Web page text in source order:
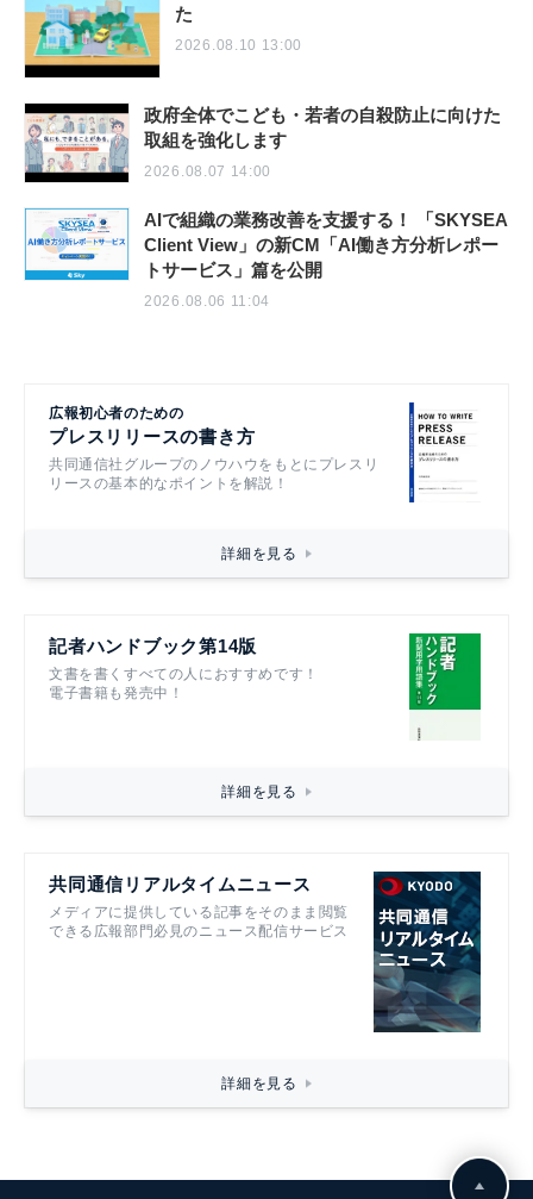
た
2026.08.10 13:00
政府全体でこども・若者の自殺防止に向けた
取組を強化します
2026.08.07 14:00
AIで組織の業務改善を支援する！ 「SKYSEA
Client View」の新CM「AI働き方分析レポー
トサービス」篇を公開
2026.08.06 11:04
広報初心者のための
プレスリリースの書き方
共同通信社グループのノウハウをもとにプレスリ
リースの基本的なポイントを解説！
詳細を見る
記者ハンドブック第14版
文書を書くすべての人におすすめです！
電子書籍も発売中！
詳細を見る
共同通信リアルタイムニュース
メディアに提供している記事をそのまま閲覧
できる広報部門必見のニュース配信サービス
詳細を見る